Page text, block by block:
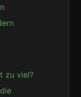
zu viel?